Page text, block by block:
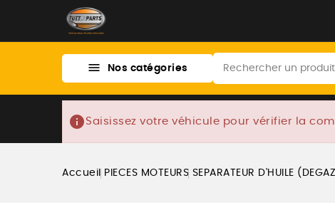
 Nos catégories
info Saisissez votre véhicule pour vérifier la
Accueil PIECES MOTEURS SEPARATEUR D'HUILE